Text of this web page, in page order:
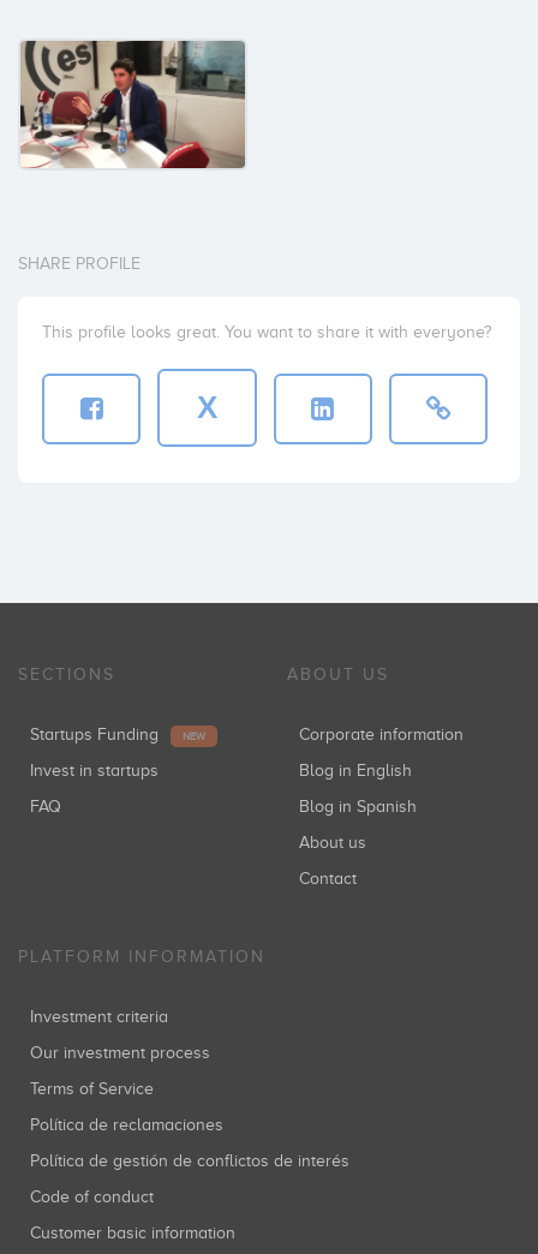
SHARE PROFILE
This profile looks great. You want to share it with everyone?
X
SECTIONS
Startups Funding NEW
Invest in startups
FAQ
ABOUT US
Corporate information
Blog in English
Blog in Spanish
About us
Contact
PLATFORM INFORMATION
Investment criteria
Our investment process
Terms of Service
Política de reclamaciones
Política de gestión de conflictos de interés
Code of conduct
Customer basic information